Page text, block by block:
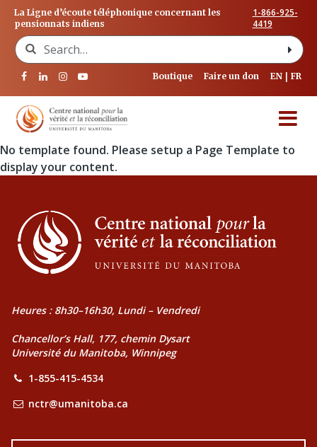
La Ligne d’écoute téléphonique concernant les
pensionnats indiens
1-866-925-
4419
Search for:
Boutique Faire un don EN FR
No template found. Please setup a Page Template to
display your content.
Heures : 8h30–16h30, Lundi – Vendredi
Chancellor’s Hall, 177, chemin Dysart
Université du Manitoba, Winnipeg
1-855-415-4534
nctr@umanitoba.ca